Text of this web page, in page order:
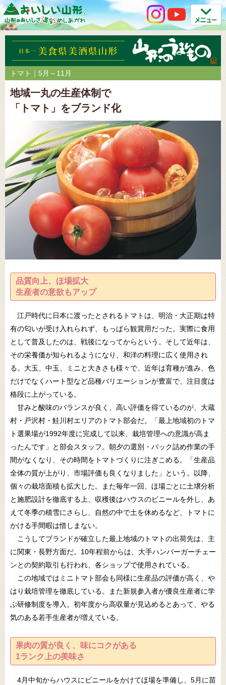
トマト｜5月～11月
地域一丸の生産体制で
「トマト」をブランド化
品質向上、ほ場拡大
生産者の意欲もアップ
江戸時代に日本に渡ったとされるトマトは、明治・大正期は特
有の匂いが受け入れられず、もっぱら観賞用だった。実際に食用
として普及したのは、戦後になってからという。そして近年は、
その栄養価が知られるようになり、和洋の料理に広く使用され
る。大玉、中玉、ミニと大きさも様々で、近年は育種が進み、色
だけでなくハート型など品種バリエーションが豊富で、注目度は
格段に上がっている。
甘みと酸味のバランスが良く、高い評価を得ているのが、大蔵
村・戸沢村・鮭川村エリアのトマト部会だ。「最上地域初のトマ
ト選果場が1992年度に完成して以来、栽培管理への意識が高ま
ったんです」と部会スタッフ。朝夕の選別・パック詰め作業の手
間がなくなり、その時間をトマトづくりに注ぎこめる。「生産品
全体の質が上がり、市場評価も良くなりました」という。以降、
個々の栽培面積も拡大した。また毎年一回、ほ場ごとに土壌分析
と施肥設計を徹底する上、収穫後はハウスのビニールを外し、あ
えて冬季の積雪にさらし、自然の中で土を休めるなど、トマトに
かける手間暇は惜しまない。
こうしてブランドが確立した最上地域のトマトの出荷先は、主
に関東・長野方面だ。10年程前からは、大手ハンバーガーチェー
ンとの契約取引も行われ、各ショップで使用されている。
この地域ではミニトマト部会も同様に生産品の評価が高く、や
はり栽培管理を徹底している。また新規参入者が優良生産者に学
ぶ研修制度を導入。初年度から高収量が見込めるとあって、やる
気のある若手生産者が増えている。
果肉の質が良く、味にコクがある
1ランク上の美味さ
4月中旬からハウスにビニールをかけてほ場を準備し、5月に苗